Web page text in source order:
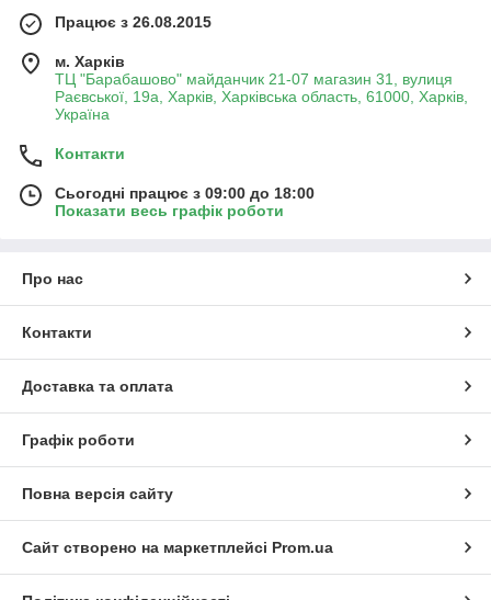
Працює з 26.08.2015
м. Харків
ТЦ "Барабашово" майданчик 21-07 магазин 31, вулиця
Раєвської, 19а, Харків, Харківська область, 61000, Харків,
Україна
Контакти
Сьогодні працює з 09:00 до 18:00
Показати весь графік роботи
Про нас
Контакти
Доставка та оплата
Графік роботи
Повна версія сайту
Сайт створено на маркетплейсі Prom.ua